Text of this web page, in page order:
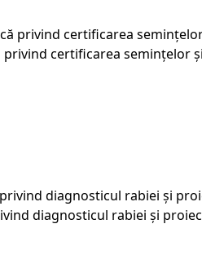
certificarea semințelor
diagnosticul rabiei și